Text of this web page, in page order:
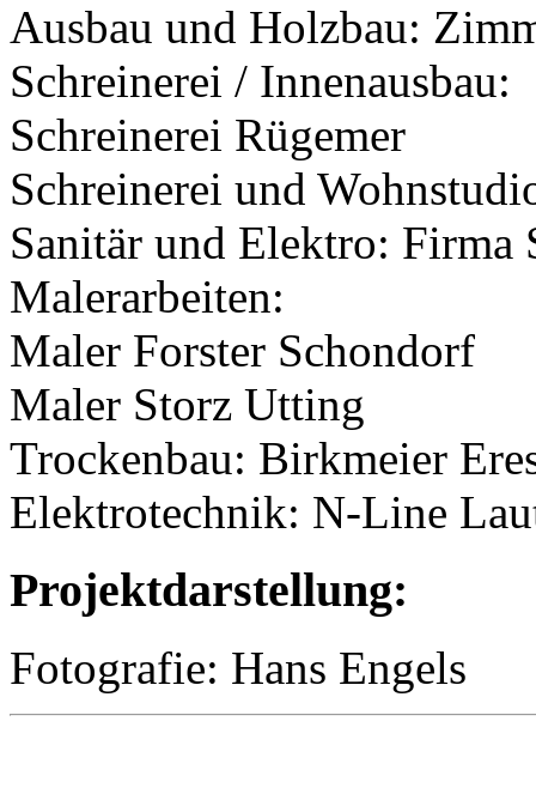
Ausbau und Holzbau:
Schreinerei / Innenausbau:
Schreinerei Rügemer
Schreinerei und
Sanitär und Elektro: Firma
Malerarbeiten:
Maler Forster Schondorf
Maler Storz Utting
Trockenbau: Birkmeier
Elektrotechnik: N-Line
Projektdarstellung:
Fotografie: Hans Engels